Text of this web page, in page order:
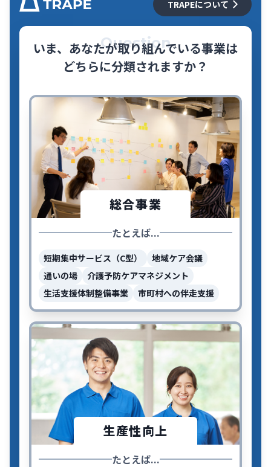
TRAPEについて
Question
いま、あなたが取り組んでいる事業は
どちらに分類されますか？
総合事業
たとえば...
短期集中サービス（C型）
地域ケア会議
通いの場
介護予防ケアマネジメント
生活支援体制整備事業
市町村への伴走支援
生産性向上
たとえば...